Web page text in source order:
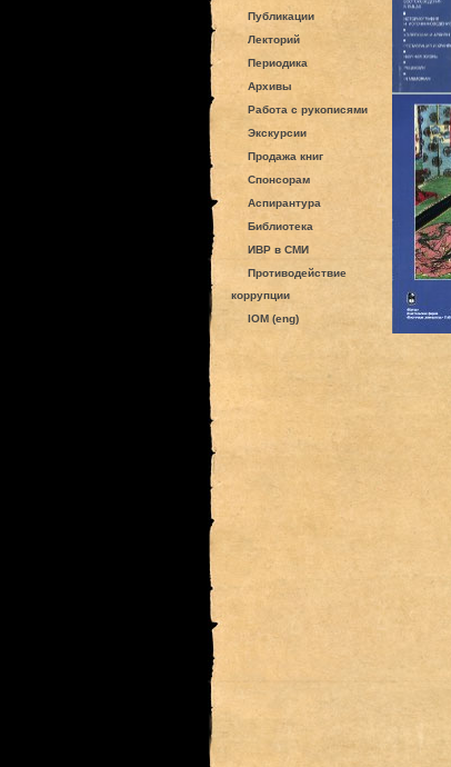
Публикации
Лекторий
Периодика
Архивы
Работа с рукописями
Экскурсии
Продажа книг
Спонсорам
Аспирантура
Библиотека
ИВР в СМИ
Противодействие
коррупции
IOM (eng)